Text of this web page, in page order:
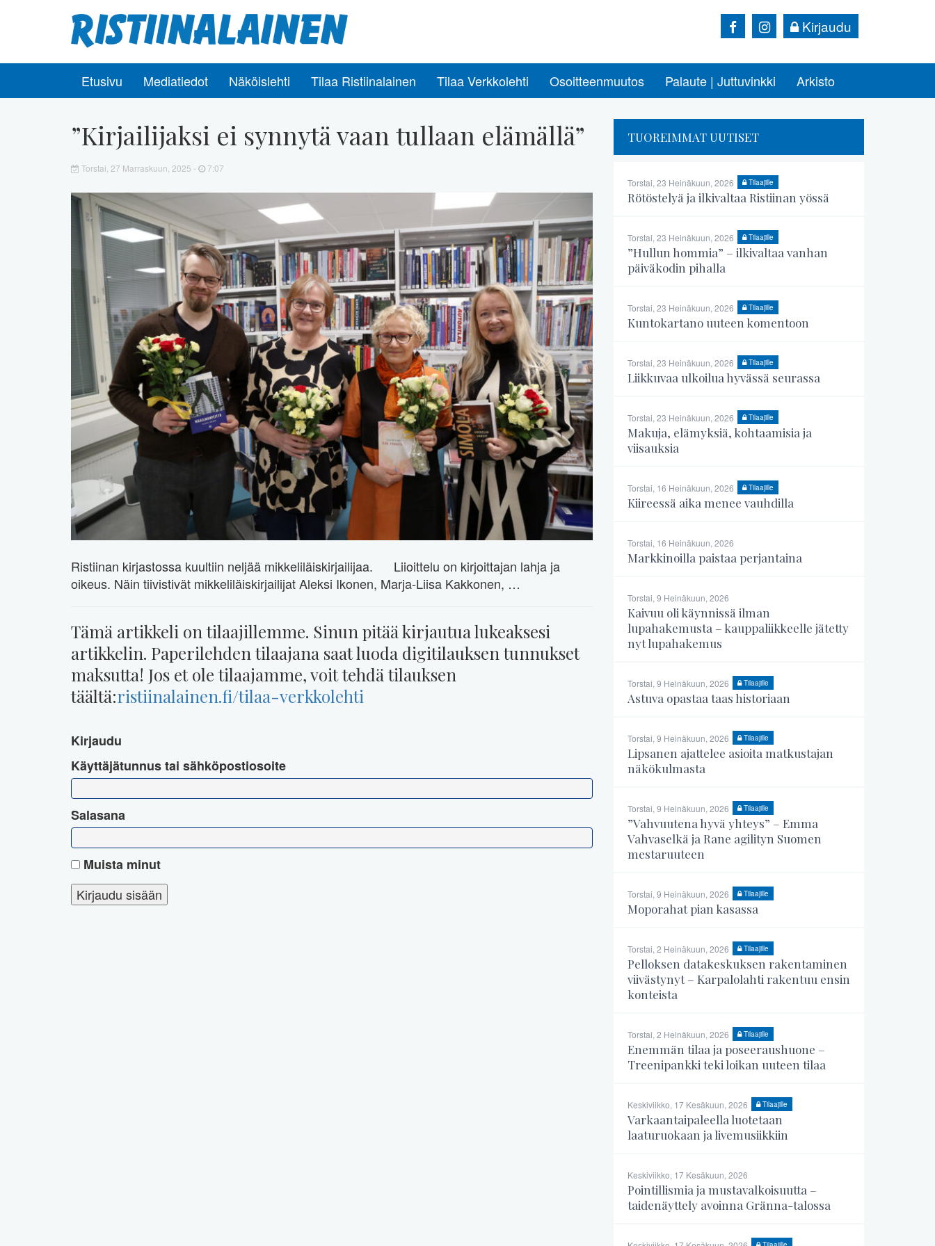
Kirjaudu
Etusivu Mediatiedot Näköislehti Tilaa Ristiinalainen Tilaa Verkkolehti Osoitteenmuutos Palaute | Juttuvinkki Arkisto
”Kirjailijaksi ei synnytä vaan tullaan elämällä”
Torstai, 27 Marraskuun, 2025 - 7:07
Ristiinan kirjastossa kuultiin neljää mikkeliläiskirjailijaa. Liioittelu on kirjoittajan lahja ja
oikeus. Näin tiivistivät mikkeliläiskirjailijat Aleksi Ikonen, Marja-Liisa Kakkonen, …
Tämä artikkeli on tilaajillemme. Sinun pitää kirjautua lukeaksesi
artikkelin. Paperilehden tilaajana saat luoda digitilauksen tunnukset
maksutta! Jos et ole tilaajamme, voit tehdä tilauksen
täältä:ristiinalainen.fi/tilaa-verkkolehti
Kirjaudu
Käyttäjätunnus tai sähköpostiosoite
Salasana
Muista minut
TUOREIMMAT UUTISET
Torstai, 23 Heinäkuun, 2026 Tilaajille
Rötöstelyä ja ilkivaltaa Ristiinan yössä
Torstai, 23 Heinäkuun, 2026 Tilaajille
”Hullun hommia” – ilkivaltaa vanhan
päiväkodin pihalla
Torstai, 23 Heinäkuun, 2026 Tilaajille
Kuntokartano uuteen komentoon
Torstai, 23 Heinäkuun, 2026 Tilaajille
Liikkuvaa ulkoilua hyvässä seurassa
Torstai, 23 Heinäkuun, 2026 Tilaajille
Makuja, elämyksiä, kohtaamisia ja
viisauksia
Torstai, 16 Heinäkuun, 2026 Tilaajille
Kiireessä aika menee vauhdilla
Torstai, 16 Heinäkuun, 2026
Markkinoilla paistaa perjantaina
Torstai, 9 Heinäkuun, 2026
Kaivuu oli käynnissä ilman
lupahakemusta – kauppaliikkeelle jätetty
nyt lupahakemus
Torstai, 9 Heinäkuun, 2026 Tilaajille
Astuva opastaa taas historiaan
Torstai, 9 Heinäkuun, 2026 Tilaajille
Lipsanen ajattelee asioita matkustajan
näkökulmasta
Torstai, 9 Heinäkuun, 2026 Tilaajille
”Vahvuutena hyvä yhteys” – Emma
Vahvaselkä ja Rane agilityn Suomen
mestaruuteen
Torstai, 9 Heinäkuun, 2026 Tilaajille
Moporahat pian kasassa
Torstai, 2 Heinäkuun, 2026 Tilaajille
Pelloksen datakeskuksen rakentaminen
viivästynyt – Karpalolahti rakentuu ensin
konteista
Torstai, 2 Heinäkuun, 2026 Tilaajille
Enemmän tilaa ja poseeraushuone –
Treenipankki teki loikan uuteen tilaa
Keskiviikko, 17 Kesäkuun, 2026 Tilaajille
Varkaantaipaleella luotetaan
laaturuokaan ja livemusiikkiin
Keskiviikko, 17 Kesäkuun, 2026
Pointillismia ja mustavalkoisuutta –
taidenäyttely avoinna Gränna-talossa